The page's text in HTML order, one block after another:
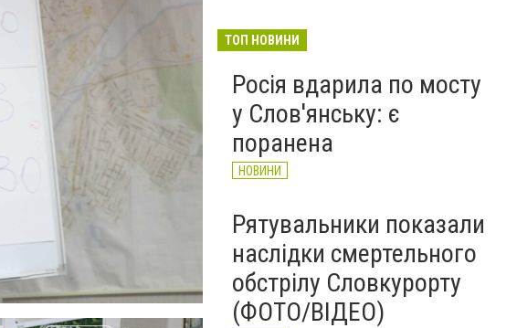
онлайн-акція до Дня молоді
Вчора
ТОП НОВИНИ
Росія вдарила по мосту
у Слов'янську: є
поранена
НОВИНИ
Рятувальники показали
наслідки смертельного
обстрілу Словкурорту
(ФОТО/ВІДЕО)